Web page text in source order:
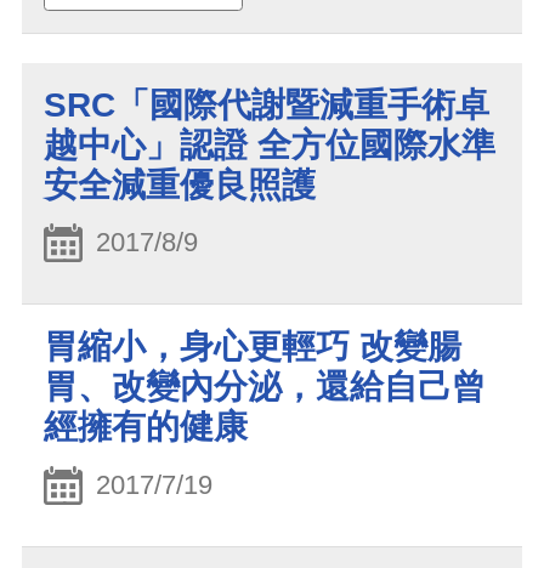
SRC「國際代謝暨減重手術卓
越中心」認證 全方位國際水準
安全減重優良照護
2017/8/9
胃縮小，身心更輕巧 改變腸
胃、改變內分泌，還給自己曾
經擁有的健康
2017/7/19